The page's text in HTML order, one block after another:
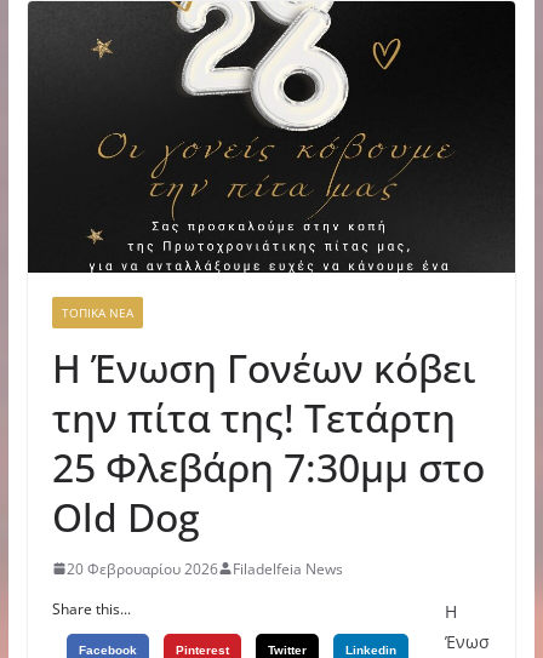
ΤΟΠΙΚΑ ΝΕΑ
Η Ένωση Γονέων κόβει
την πίτα της! Τετάρτη
25 Φλεβάρη 7:30μμ στο
Old Dog
20 Φεβρουαρίου 2026
Filadelfeia News
Share this...
Facebook Pinterest Twitter Linkedin
Η
Ένωσ